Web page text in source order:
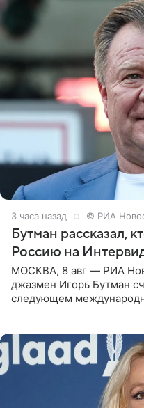
3 часа назад © РИА
Бутман рассказал,
Россию на
МОСКВА, 8 авг — РИА
джазмен Игорь Бутман
следующем